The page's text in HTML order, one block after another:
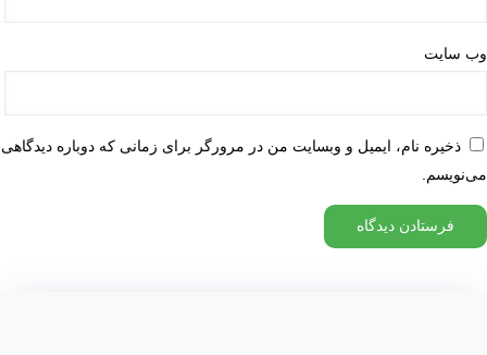
وب‌ سایت
ذخیره نام، ایمیل و وبسایت من در مرورگر برای زمانی که دوباره دیدگاهی
می‌نویسم.